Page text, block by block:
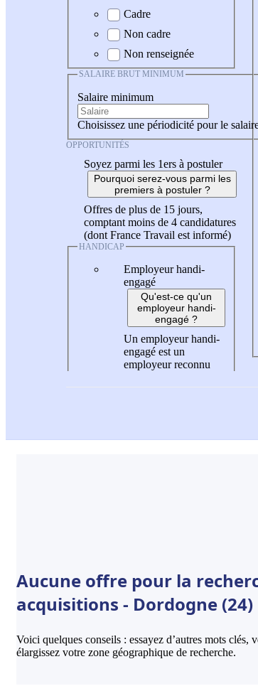
Cadre
Non cadre
Non renseignée
SALAIRE BRUT MINIMUM
Salaire minimum
Choisissez une périodicité pour le
OPPORTUNITÉS
Soyez parmi les 1ers à postuler
Pourquoi serez-vous parmi les
premiers à postuler ?
Offres de plus de 15 jours,
comptant moins de 4 candidatures
(dont France Travail est informé)
HANDICAP
Employeur handi-
engagé
Qu'est-ce qu'un
employeur handi-
engagé ?
Un employeur handi-
engagé est un
employeur reconnu
Aucune offre pour la
acquisitions - Dordogne (24)
Voici quelques conseils : essayez d’autres mots clés,
élargissez votre zone géographique de recherche.